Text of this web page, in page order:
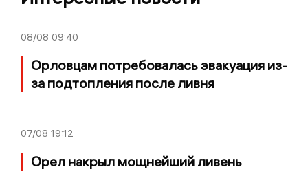
08/08 09:40
Орловцам потребовалась эвакуация из-
за подтопления после ливня
07/08 19:12
Орел накрыл мощнейший ливень